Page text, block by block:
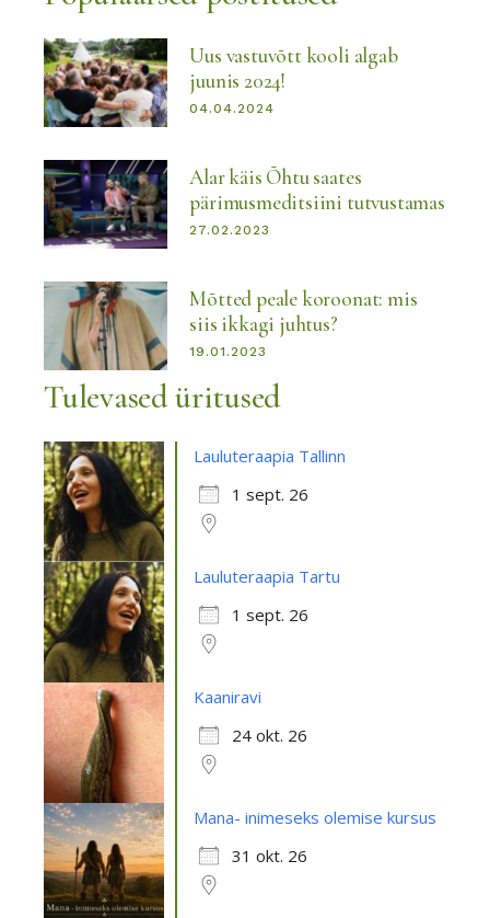
Uus vastuvõtt kooli algab
juunis 2024!
04.04.2024
Alar käis Õhtu saates
pärimusmeditsiini tutvustamas
27.02.2023
Mõtted peale koroonat: mis
siis ikkagi juhtus?
19.01.2023
Tulevased üritused
Lauluteraapia Tallinn
1 sept. 26
Lauluteraapia Tartu
1 sept. 26
Kaaniravi
24 okt. 26
Mana- inimeseks olemise kursus
31 okt. 26